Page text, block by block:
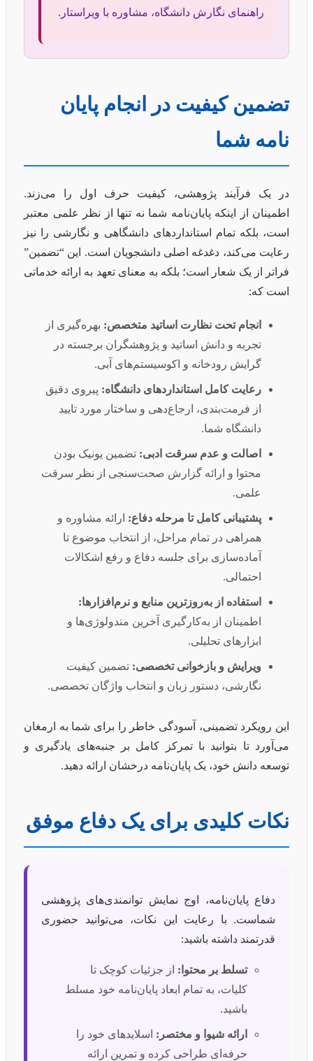
راهنمای نگارش دانشگاه، مشاوره با ویراستار.
تضمین کیفیت در انجام پایان
نامه شما
در یک فرآیند پژوهشی، کیفیت حرف اول را می‌زند.
اطمینان از اینکه پایان‌نامه شما نه تنها از نظر علمی معتبر
است، بلکه تمام استانداردهای دانشگاهی و نگارشی را نیز
رعایت می‌کند، دغدغه اصلی دانشجویان است. این “تضمین”
فراتر از یک شعار است؛ بلکه به معنای تعهد به ارائه خدماتی
است که:
انجام تحت نظارت اساتید متخصص: بهره‌گیری از
تجربه و دانش اساتید و پژوهشگران برجسته در
گرایش رودخانه و اکوسیستم‌های آبی.
رعایت کامل استانداردهای دانشگاه: پیروی دقیق
از فرمت‌بندی، ارجاع‌دهی و ساختار مورد تایید
دانشگاه شما.
اصالت و عدم سرقت ادبی: تضمین یونیک بودن
محتوا و ارائه گزارش صحت‌سنجی از نظر سرقت
علمی.
پشتیبانی کامل تا مرحله دفاع: ارائه مشاوره و
همراهی در تمام مراحل، از انتخاب موضوع تا
آماده‌سازی برای جلسه دفاع و رفع اشکالات
احتمالی.
استفاده از به‌روزترین منابع و نرم‌افزارها:
اطمینان از به‌کارگیری آخرین متدولوژی‌ها و
ابزارهای تحلیلی.
ویرایش و بازخوانی تخصصی: تضمین کیفیت
نگارشی، دستور زبان و انتخاب واژگان تخصصی.
این رویکرد تضمینی، آسودگی خاطر را برای شما به ارمغان
می‌آورد تا بتوانید با تمرکز کامل بر جنبه‌های یادگیری و
توسعه دانش خود، یک پایان‌نامه درخشان ارائه دهید.
نکات کلیدی برای یک دفاع موفق
دفاع پایان‌نامه، اوج نمایش توانمندی‌های پژوهشی
شماست. با رعایت این نکات، می‌توانید حضوری
قدرتمند داشته باشید:
تسلط بر محتوا: از جزئیات کوچک تا
کلیات، به تمام ابعاد پایان‌نامه خود مسلط
باشید.
ارائه شیوا و مختصر: اسلایدهای خود را
حرفه‌ای طراحی کرده و تمرین ارائه